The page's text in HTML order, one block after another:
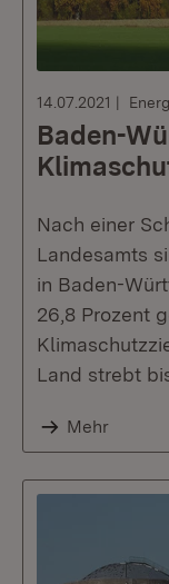
14.07.2021
Baden-
Nach einer
Landesamts
in Baden-
26,8 Prozent
Land strebt
Mehr